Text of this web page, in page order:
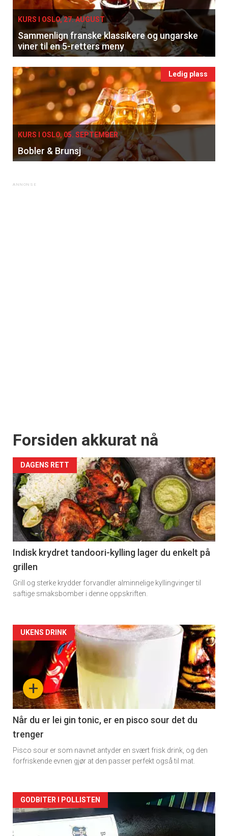
KURS I OSLO, 27. AUGUST
Sammenlign franske klassikere og ungarske
viner til en 5-retters meny
Ledig plass
KURS I OSLO, 05. SEPTEMBER
Bobler & Brunsj
Forsiden akkurat nå
DAGENS RETT
Indisk krydret tandoori-kylling lager du enkelt på
grillen
Grill og sterke krydder forvandler alminnelige kyllingvinger til
saftige smaksbomber i denne oppskriften.
Forsiden
akkurat
nå
-
2
+
UKENS DRINK
Når du er lei gin tonic, er en pisco sour det du
trenger
Pisco sour er som navnet antyder en svært frisk drink, og den
forfriskende evnen gjør at den passer perfekt også til mat.
Forsiden
akkurat
GODBITER I POLLISTEN